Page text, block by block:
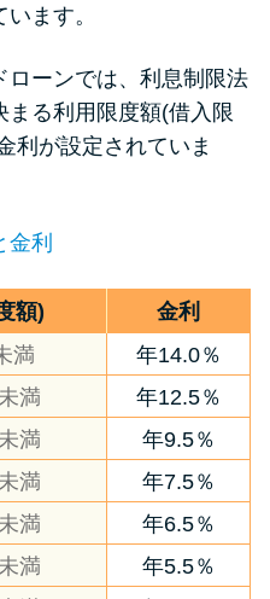
ます。
ローンでは、利息制限法
る利用限度額(借入限
利が設定されていま
利
額)
金利
満
年14.0％
満
年12.5％
満
年9.5％
満
年7.5％
満
年6.5％
満
年5.5％